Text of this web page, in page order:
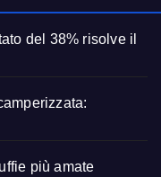
del 38% risolve il
più amate